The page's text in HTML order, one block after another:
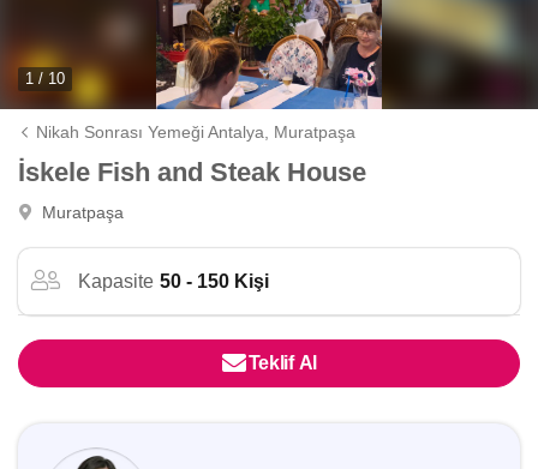
1 / 10
Nikah Sonrası Yemeği Antalya, Muratpaşa
İskele Fish and Steak House
Muratpaşa
Kapasite 50 - 150 Kişi
Teklif Al